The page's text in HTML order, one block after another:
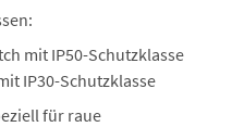
mit IP50-Schutzklasse
IP30-Schutzklasse
für raue